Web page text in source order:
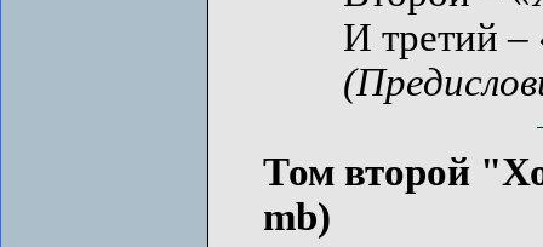
И третий –
Том второй
mb)